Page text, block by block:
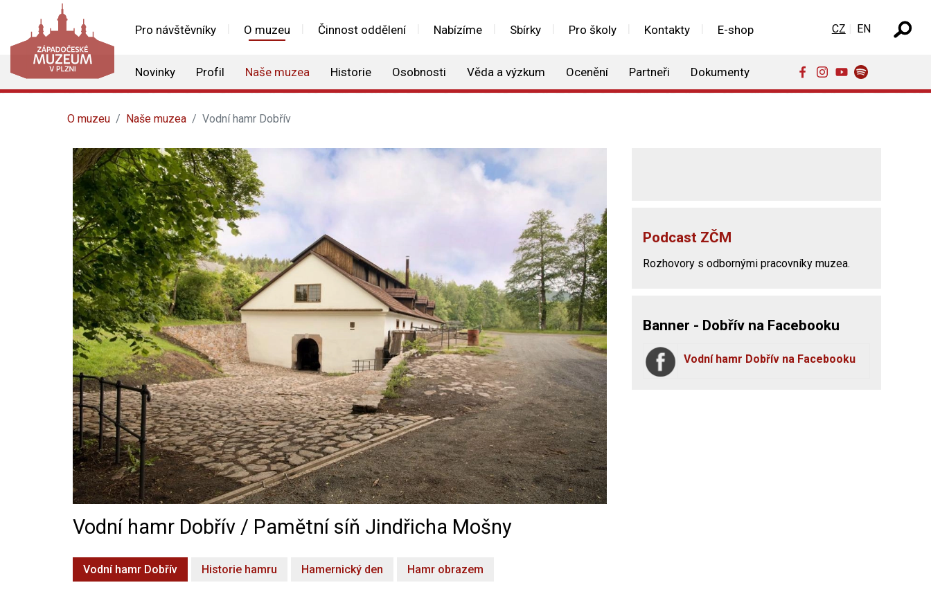
Pro návštěvníky O muzeu Činnost oddělení Nabízíme Sbírky Pro školy Kontakty E-shop
Novinky Profil Naše muzea Historie Osobnosti Věda a výzkum Ocenění Partneři Dokumenty
Zvolte jazyk
CZ EN
O muzeu Naše muzea Vodní hamr Dobřív
Vodní hamr Dobřív / Pamětní síň Jindřicha Mošny
Vodní hamr Dobřív Historie hamru Hamernický den Hamr obrazem
Podcast ZČM
Rozhovory s odbornými pracovníky muzea.
Banner - Dobřív na Facebooku
Vodní hamr Dobřív na Facebooku